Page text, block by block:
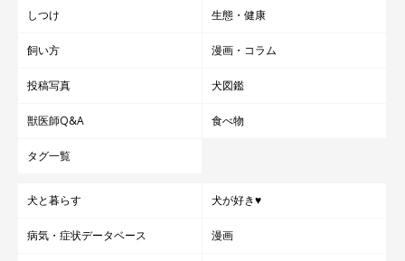
しつけ 生態・健康
飼い方 漫画・コラム
投稿写真 犬図鑑
獣医師Q&A 食べ物
タグ一覧
犬と暮らす 犬が好き♥
病気・症状データベース 漫画